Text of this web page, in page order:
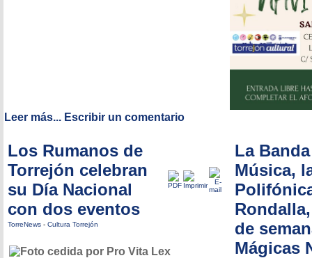
Leer más... Escribir un comentario
Los Rumanos de
Torrejón celebran
su Día Nacional
con dos eventos
TorreNews - Cultura Torrejón
La
Música,
de
Mágicas